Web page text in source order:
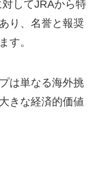
してJRAから特
り、名誉と報奨
す。
は単なる海外挑
きな経済的価値